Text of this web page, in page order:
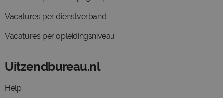
Vacatures per dienstverband
Vacatures per opleidingsniveau
Uitzendbureau.nl
Help